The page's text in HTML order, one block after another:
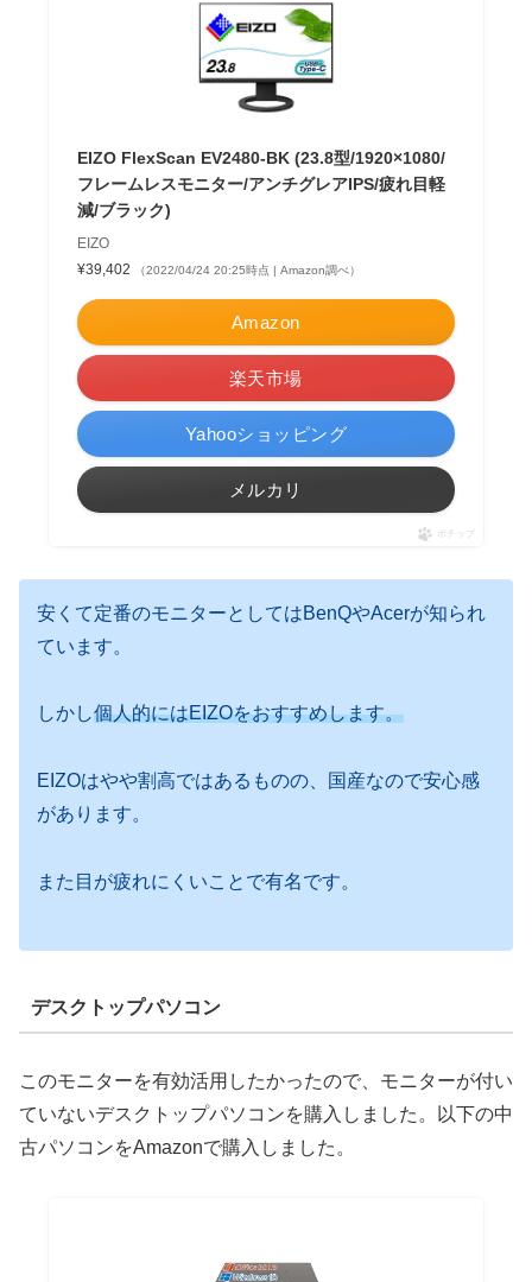
EIZO FlexScan EV2480-BK (23.8型/1920×1080/
フレームレスモニター/アンチグレアIPS/疲れ目軽
減/ブラック)
EIZO
¥39,402
（2022/04/24 20:25時点 | Amazon調べ）
Amazon
楽天市場
Yahooショッピング
メルカリ
ポチップ
安くて定番のモニターとしてはBenQやAcerが知られ
ています。
しかし個人的にはEIZOをおすすめします。
EIZOはやや割高ではあるものの、国産なので安心感
があります。
また目が疲れにくいことで有名です。
デスクトップパソコン
このモニターを有効活用したかったので、モニターが付い
ていないデスクトップパソコンを購入しました。以下の中
古パソコンをAmazonで購入しました。